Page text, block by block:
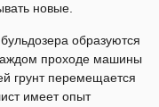
новые.
образуются
проходе машины
грунт перемещается
имеет опыт